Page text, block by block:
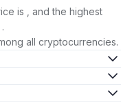
is , and the highest
all cryptocurrencies.